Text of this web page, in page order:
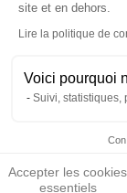
site et en dehors.
Lire la politique de
Voici pourquoi
Suivi, statistiques,
Accepter les cookies
essentiels
Ces
★ Top Vente